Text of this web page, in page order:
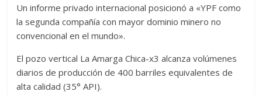
Un informe privado internacional posicionó a «YPF como
la segunda compañía con mayor dominio minero no
convencional en el mundo».
El pozo vertical La Amarga Chica-x3 alcanza volúmenes
diarios de producción de 400 barriles equivalentes de
alta calidad (35° API).